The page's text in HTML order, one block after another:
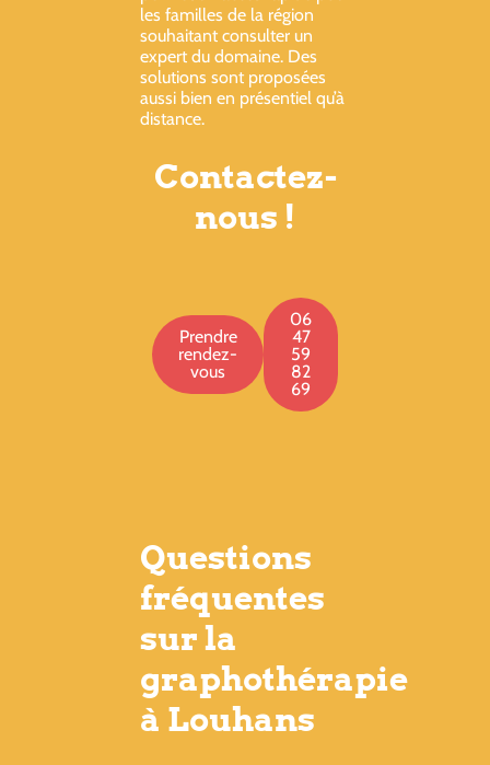
les familles de la région
souhaitant consulter un
expert du domaine. Des
solutions sont proposées
aussi bien en présentiel qu’à
distance.
Contactez-
nous !
Prendre
rendez-
vous
06
47
59
82
69
Questions
fréquentes
sur la
graphothérapie
à Louhans